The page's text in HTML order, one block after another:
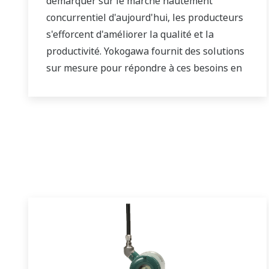
concurrentiel d'aujourd'hui, les producteurs
s'efforcent d'améliorer la qualité et la
productivité. Yokogawa fournit des solutions
sur mesure pour répondre à ces besoins en